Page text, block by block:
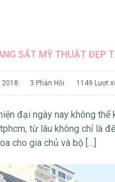
SẮT MỸ THUẬT ĐẸP
2018 3 Phản Hồi 1149 Lượt
đại ngày nay không
từ lâu không chỉ là
cho gia chủ và bộ […]